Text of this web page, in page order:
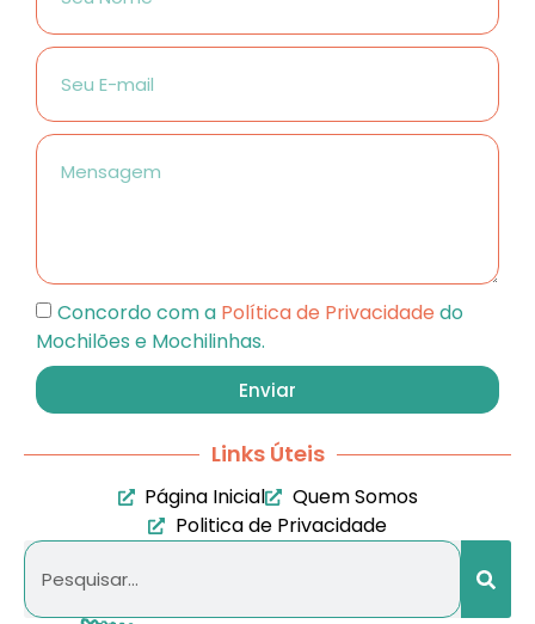
Concordo com a Política de Privacidade do
Mochilões e Mochilinhas.
Enviar
Links Úteis
Página Inicial
Quem Somos
Politica de Privacidade